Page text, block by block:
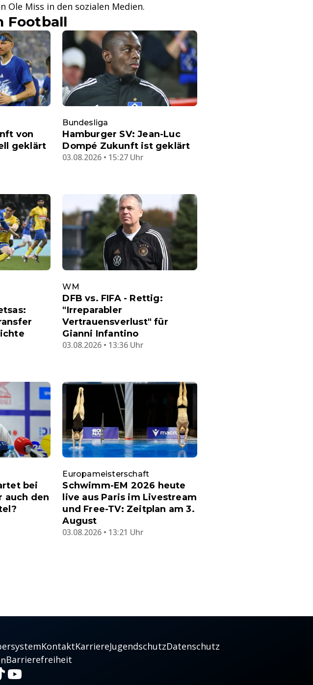
Ole Miss in den sozialen Medien.
Football
von
geklärt
Bundesliga
Hamburger SV: Jean-Luc
Dompé Zukunft ist geklärt
03.08.2026 • 15:27 Uhr
WM
DFB vs. FIFA - Rettig:
"Irreparabler
Vertrauensverlust" für
Gianni Infantino
03.08.2026 • 13:36 Uhr
bei
auch den
Europameisterschaft
Schwimm-EM 2026 heute
live aus Paris im Livestream
und Free-TV: Zeitplan am 3.
August
03.08.2026 • 13:21 Uhr
KontaktKarriereJugendschutzDatenschutz
Barrierefreiheit